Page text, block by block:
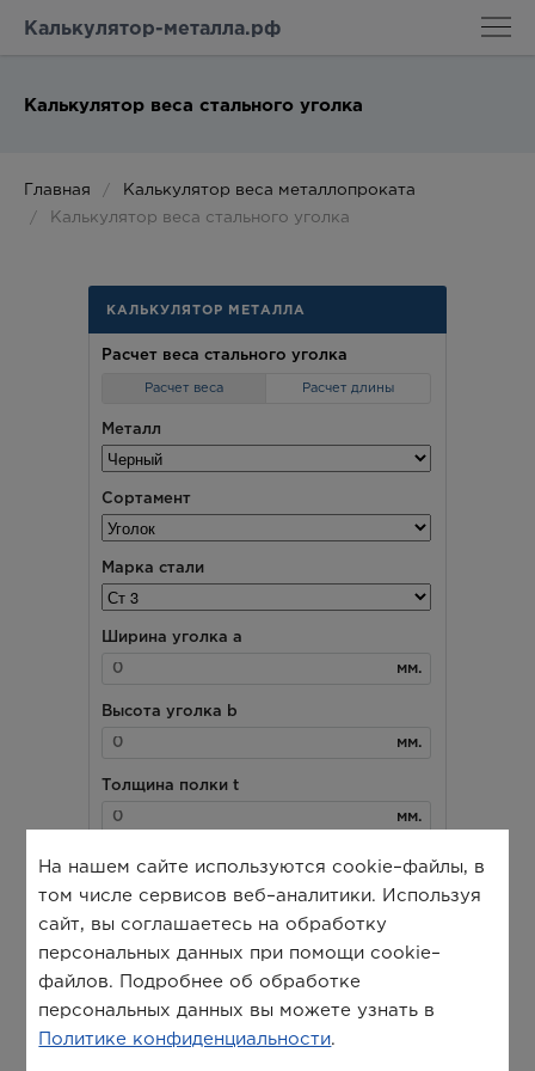
Калькулятор-металла.рф
Калькулятор веса стального уголка
Главная
Калькулятор веса металлопроката
Калькулятор веса стального уголка
На нашем сайте используются cookie–файлы, в
том числе сервисов веб–аналитики. Используя
сайт, вы соглашаетесь на обработку
персональных данных при помощи cookie–
файлов. Подробнее об обработке
персональных данных вы можете узнать в
Политике конфиденциальности.